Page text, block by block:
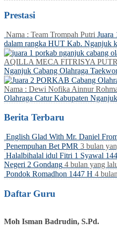
Prestasi
Nama : Team Trompah Putri Juara
dalam rangka HUT Kab. Nganjuk
AQILLA MECA FITRISYA
Nganjuk Cabang Olahraga
Nama : Dewi Nofika Ainnur
Olahraga Catur Kabupaten Nganjuk
Berita Terbaru
English Glad With Mr. Daniel
Penempuhan Bet PMR 3 bulan
Halalbihalal idul Fitri 1 Syawal
Negeri 2 Gondang 4 bulan yang
Pondok Romadhon 1447 H 4
Daftar Guru
Moh Isman Badrudin, S.Pd.